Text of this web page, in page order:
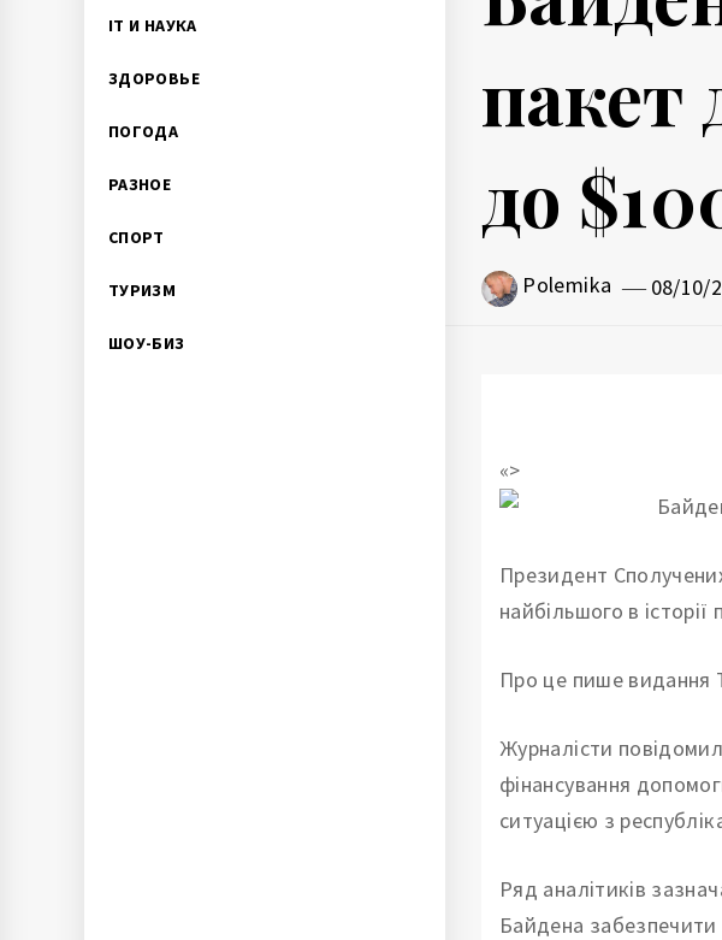
IT И НАУКА
ЗДОРОВЬЕ
ПОГОДА
РАЗНОЕ
СПОРТ
ТУРИЗМ
ШОУ-БИЗ
пакет
до
Polemika 08/10/
«>
Президент
найбільшого в
Про це пише видання
Журналісти
фінансування
ситуацією з
Ряд аналітиків
Байдена забезпечити